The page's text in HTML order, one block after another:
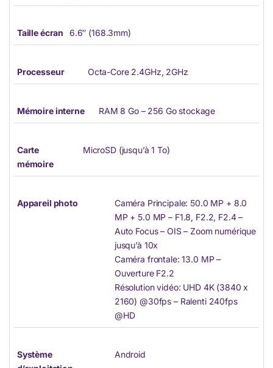
Taille écran 6.6″ (168.3mm)
Processeur Octa-Core 2.4GHz, 2GHz
Mémoire interne RAM 8 Go – 256 Go stockage
Carte
mémoire
MicroSD (jusqu’à 1 To)
Appareil photo
Caméra Principale: 50.0 MP + 8.0
MP + 5.0 MP – F1.8, F2.2, F2.4 –
Auto Focus – OIS – Zoom numérique
jusqu’à 10x
Caméra frontale: 13.0 MP –
Ouverture F2.2
Résolution vidéo: UHD 4K (3840 x
2160) @30fps – Ralenti 240fps
@HD
Système
Android